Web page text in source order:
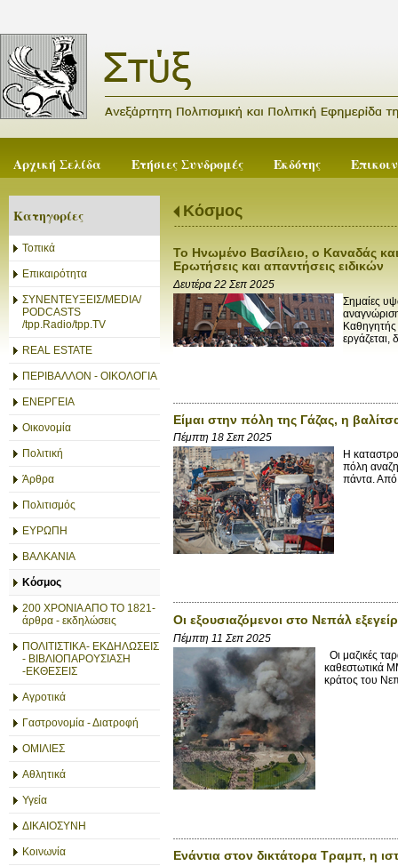
Αρχική Σελίδα Ετήσιες Συνδρομές Εκδότης
Κατηγορίες
Τοπικά
Επικαιρότητα
ΣΥΝΕΝΤΕΥΞΕΙΣ/MEDIA/
PODCASTS
/tpp.Radio/tpp.TV
REAL ESTATE
ΠΕΡΙΒΑΛΛΟΝ - ΟΙΚΟΛΟΓΙΑ
ΕΝΕΡΓΕΙΑ
Οικονομία
Πολιτική
Άρθρα
Πολιτισμός
ΕΥΡΩΠΗ
ΒΑΛΚΑΝΙΑ
Κόσμος
200 ΧΡΟΝΙΑ ΑΠΟ ΤΟ 1821-
άρθρα - εκδηλώσεις
ΠΟΛΙΤΙΣΤΙΚΑ- ΕΚΔΗΛΩΣΕΙΣ
- ΒΙΒΛΙΟΠΑΡΟΥΣΙΑΣΗ
-ΕΚΘΕΣΕΙΣ
Αγροτικά
Γαστρονομία - Διατροφή
ΟΜΙΛΙΕΣ
Αθλητικά
Υγεία
ΔΙΚΑΙΟΣΥΝΗ
Κοινωνία
Κόσμος
Το Ηνωμένο Βασίλειο, ο Καναδάς
Ερωτήσεις και απαντήσεις ειδικών
Δευτέρα 22 Σεπ 2025
Σημαίες
Καθηγητής
εργάζεται,
Είμαι στην πόλη της Γάζας, η
Πέμπτη 18 Σεπ 2025
Η
πόλη
πάντα. Από
Οι εξουσιαζόμενοι στο Νεπάλ
Πέμπτη 11 Σεπ 2025
Οι μαζικές
καθεστωτικά
κράτος του
Ενάντια στον δικτάτορα Τραμπ, η